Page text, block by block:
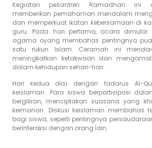
Kegiatan pesantren Ramadhan ini
memberikan pemahaman mendalam
dan memperkuat ikatan kebersamaan di
guru. Pada hari pertama, acara dimulai
agama oyang membahas pentingnya
satu rukun Islam. Ceramah ini
meningkatkan ketakwaan dan
dalam kehidupan sehari-hari.
Hari kedua diisi dengan tadarus Al-
keislaman. Para siswa berpartisipasi
bergiliran, menciptakan suasana yang
keimanan. Diskusi keislaman membahas
bagi siswa, seperti pentingnya
berinteraksi dengan orang lain.